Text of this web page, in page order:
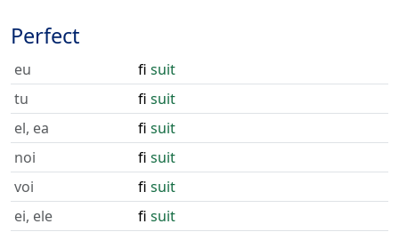
Perfect
eu fi suit
tu
fi suit
el, ea
fi suit
noi
fi suit
voi
fi suit
ei, ele
fi suit